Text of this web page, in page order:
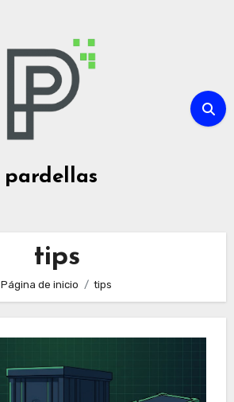
pardellas
tips
Página de inicio tips